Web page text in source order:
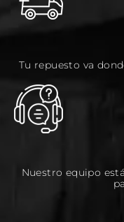
Tu repuesto va
Nuestro equipo